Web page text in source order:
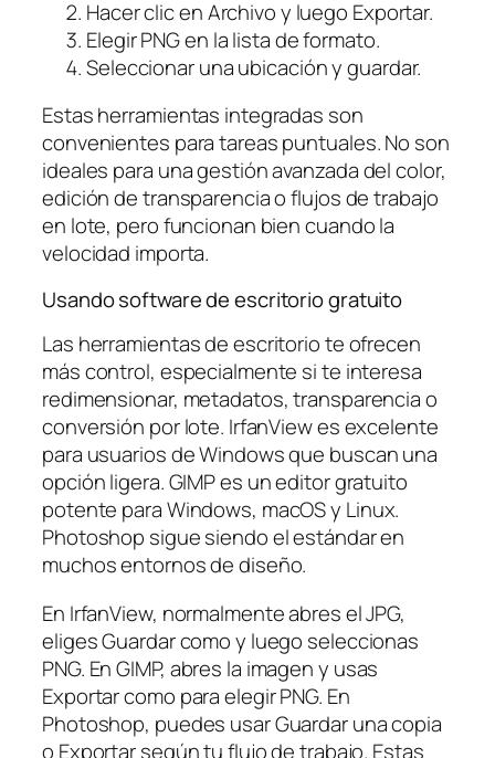
Hacer clic en Archivo y luego Exportar.
Elegir PNG en la lista de formato.
Seleccionar una ubicación y guardar.
Estas herramientas integradas son
convenientes para tareas puntuales. No son
ideales para una gestión avanzada del color,
edición de transparencia o flujos de trabajo
en lote, pero funcionan bien cuando la
velocidad importa.
Usando software de escritorio gratuito
Las herramientas de escritorio te ofrecen
más control, especialmente si te interesa
redimensionar, metadatos, transparencia o
conversión por lote. IrfanView es excelente
para usuarios de Windows que buscan una
opción ligera. GIMP es un editor gratuito
potente para Windows, macOS y Linux.
Photoshop sigue siendo el estándar en
muchos entornos de diseño.
En IrfanView, normalmente abres el JPG,
eliges Guardar como y luego seleccionas
PNG. En GIMP, abres la imagen y usas
Exportar como para elegir PNG. En
Photoshop, puedes usar Guardar una copia
o Exportar según tu flujo de trabajo. Estas